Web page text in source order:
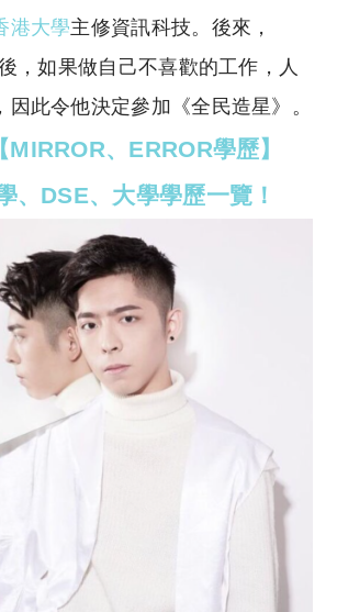
港大學主修資訊科技。後來，
，如果做自己不喜歡的工作，人
因此令他決定參加《全民造星》。
、ERROR學歷】
、DSE、大學學歷一覽！